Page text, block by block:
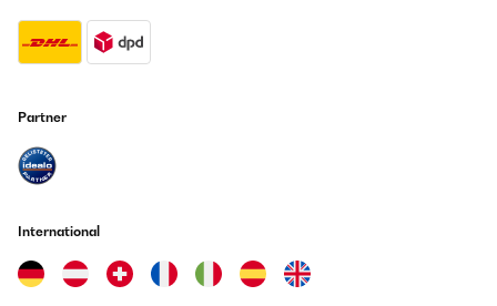
Partner
International